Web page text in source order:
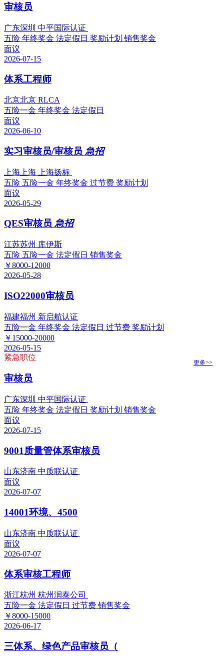
审核员
广东深圳 中平国际认证
五险 年终奖金 法定假日 奖励计划 销售奖金
面议
2026-07-15
体系工程师
北京北京 RLCA
五险一金 年终奖金 法定假日
面议
2026-06-10
实习审核员/审核员 急招
上海上海 上海扬标
五险 五险一金 年终奖金 过节费 奖励计划
面议
2026-05-29
QES审核员 急招
江苏苏州 库伊斯
五险 五险一金 法定假日 销售奖金
￥8000-12000
2026-05-28
ISO22000审核员
福建福州 新启航认证
五险一金 年终奖金 法定假日 过节费 奖励计划
￥15000-20000
2026-05-15
紧急职位
更多>>
审核员
广东深圳 中平国际认证
五险 年终奖金 法定假日 奖励计划 销售奖金
面议
2026-07-15
9001质量管体系审核员
山东济南 中质联认证
面议
2026-07-07
14001环境、4500
山东济南 中质联认证
面议
2026-07-07
体系审核工程师
浙江杭州 杭州润泰公司
五险一金 法定假日 过节费 销售奖金
￥8000-15000
2026-06-17
三体系、绿色产品审核员（